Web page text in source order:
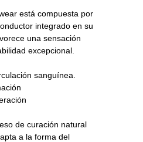
está compuesta por
integrado en su
una sensación
excepcional.
sanguínea.
de curación natural
a la forma del